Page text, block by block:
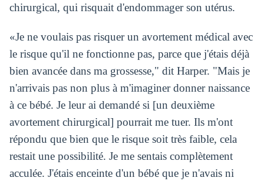
chirurgical, qui risquait d'endommager son utérus.
«Je ne voulais pas risquer un avortement médical avec
le risque qu'il ne fonctionne pas, parce que j'étais déjà
bien avancée dans ma grossesse," dit Harper. "Mais je
n'arrivais pas non plus à m'imaginer donner naissance
à ce bébé. Je leur ai demandé si [un deuxième
avortement chirurgical] pourrait me tuer. Ils m'ont
répondu que bien que le risque soit très faible, cela
restait une possibilité. Je me sentais complètement
acculée. J'étais enceinte d'un bébé que je n'avais ni